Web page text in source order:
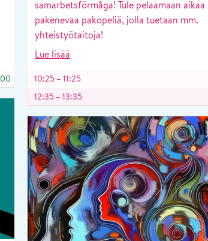
samarbetsförmåga! Tule pelaamaan aikaa
pakenevaa pakopeliä, jolla tuetaan mm.
yhteistyötaitoja!
Lue lisää
10:25 – 11:25
12:35 – 13:35